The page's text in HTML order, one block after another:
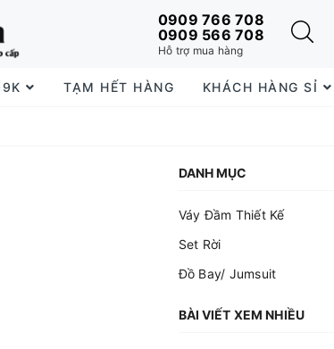
0909 766 708
0909 566 708
Hỗ trợ mua hàng
TẠM HẾT HÀNG KHÁCH HÀNG SỈ
DANH MỤC
Váy Đầm Thiết Kế
Set Rời
Đồ Bay/ Jumsuit
BÀI VIẾT XEM NHIỀU